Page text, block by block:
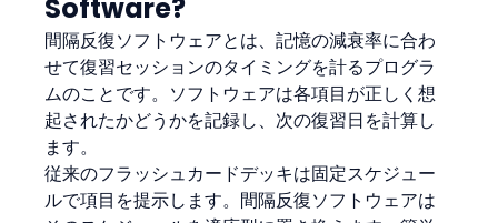
Software?
間隔反復ソフトウェアとは、記憶の減衰率に合わ
せて復習セッションのタイミングを計るプログラ
ムのことです。ソフトウェアは各項目が正しく想
起されたかどうかを記録し、次の復習日を計算し
ます。
従来のフラッシュカードデッキは固定スケジュー
ルで項目を提示します。間隔反復ソフトウェアは